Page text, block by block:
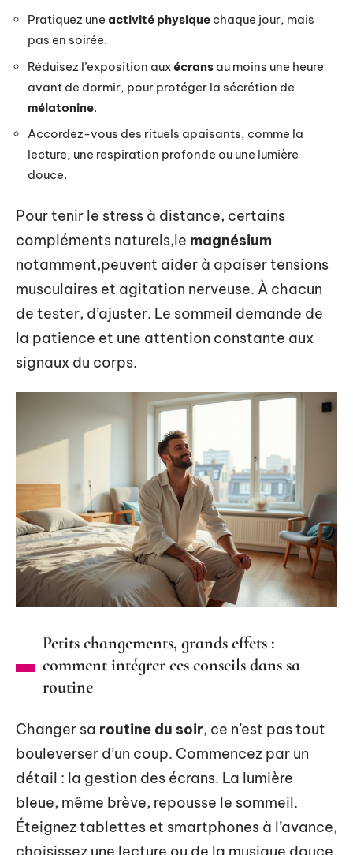
Pratiquez une activité physique chaque jour, mais
pas en soirée.
Réduisez l’exposition auxécrans au moins une heure
avant de dormir, pour protéger la sécrétion de
mélatonine.
Accordez-vous des rituels apaisants, comme la
lecture, une respiration profonde ou une lumière
douce.
Pour tenir le stress à distance, certains
compléments naturels,le magnésium
notamment,peuvent aider à apaiser tensions
musculaires et agitation nerveuse. À chacun
de tester, d’ajuster. Le sommeil demande de
la patience et une attention constante aux
signaux du corps.
Petits changements, grands effets :
comment intégrer ces conseils dans sa
routine
Changer sa routine du soir, ce n’est pas tout
bouleverser d’un coup. Commencez par un
détail : la gestion des écrans. La lumière
bleue, même brève, repousse le sommeil.
Éteignez tablettes et smartphones à l’avance,